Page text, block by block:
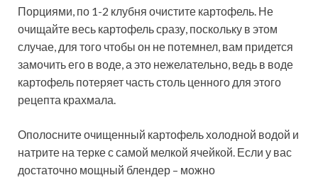
Порциями, по 1-2 клубня очистите картофель. Не
очищайте весь картофель сразу, поскольку в этом
случае, для того чтобы он не потемнел, вам придется
замочить его в воде, а это нежелательно, ведь в воде
картофель потеряет часть столь ценного для этого
рецепта крахмала.
Ополосните очищенный картофель холодной водой и
натрите на терке с самой мелкой ячейкой. Если у вас
достаточно мощный блендер – можно